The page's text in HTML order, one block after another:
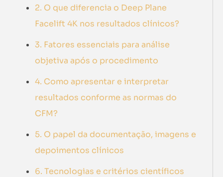
2. O que diferencia o Deep Plane
Facelift 4K nos resultados clínicos?
3. Fatores essenciais para análise
objetiva após o procedimento
4. Como apresentar e interpretar
resultados conforme as normas do
CFM?
5. O papel da documentação, imagens e
depoimentos clínicos
6. Tecnologias e critérios científicos